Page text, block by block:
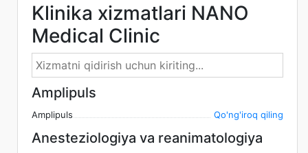
Klinika xizmatlari NANO
Medical Clinic
Amplipuls
Amplipuls Qo'ng'iroq qiling
Anesteziologiya va reanimatologiya